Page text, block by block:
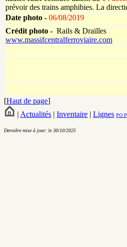
prévoir des trains amphibies. La
Date photo - 06/08/2019
Crédit photo - Rails & Drailles
www.massifcentralferroviaire.com
[Haut de page]
| Actualités | Inventaire | Lignes PO
Dernière mise à jour: le 30/10/2025